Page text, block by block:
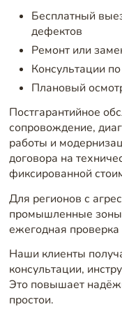
Бесплатный
дефектов
Ремонт или
Консультации
Плановый
Постгарантийное
сопровождение,
работы и
договора на
фиксированной
Для регионов с
промышленные
ежегодная проверка
Наши клиенты
консультации,
Это повышает
простои.